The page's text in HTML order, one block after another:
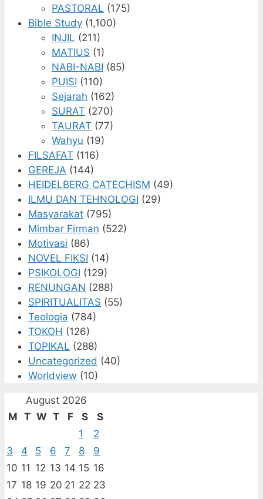
PASTORAL (175)
Bible Study (1,100)
INJIL (211)
MATIUS (1)
NABI-NABI (85)
PUISI (110)
Sejarah (162)
SURAT (270)
TAURAT (77)
Wahyu (19)
FILSAFAT (116)
GEREJA (144)
HEIDELBERG CATECHISM (49)
ILMU DAN TEHNOLOGI (29)
Masyarakat (795)
Mimbar Firman (522)
Motivasi (86)
NOVEL FIKSI (14)
PSIKOLOGI (129)
RENUNGAN (288)
SPIRITUALITAS (55)
Teologia (784)
TOKOH (126)
TOPIKAL (288)
Uncategorized (40)
Worldview (10)
August 2026
M T W T F S
S
1
2
3
4 5 6 7 8
9
10 11 12 13 14 15 16
17 18 19 20 21 22 23